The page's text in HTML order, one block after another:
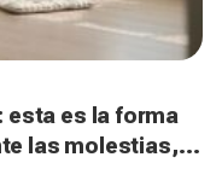
esta es la forma
las molestias,